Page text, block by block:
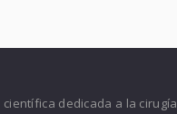
dedicada a la cirugía